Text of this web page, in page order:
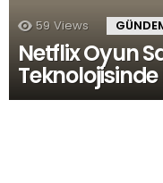
59 Views
Netflix Oyun
Teknolojisinde